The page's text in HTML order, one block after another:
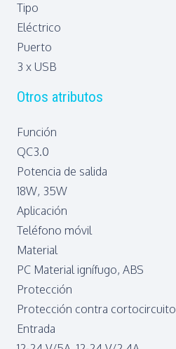
USB
35W
BLANCO
cantidad
Tipo
Eléctrico
Puerto
3 x USB
Otros atributos
Función
QC3.0
Potencia de salida
18W, 35W
Aplicación
Teléfono móvil
Material
PC Material ignífugo, ABS
Protección
Protección contra cortocircuito
Entrada